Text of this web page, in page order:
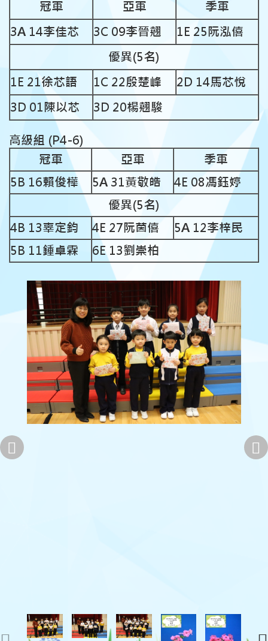
冠軍
亞軍
季軍
3A 14李佳芯
3C 09李晉翹
1E 25阮泓僖
優異(5名)
1E 21徐芯語
1C 22殷楚峰
2D 14馬芯悅
3D 01陳以芯
3D 20楊翹駿
高級組 (P4-6)
冠軍
亞軍
季軍
5B 16賴俊樺
5A 31黃敬皓
4E 08馮鈺婷
優異(5名)
4B 13辜定鈞
4E 27阮茵僖
5A 12李梓民
5B 11鍾卓霖
6E 13劉崇柏